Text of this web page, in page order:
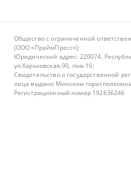
Общество с ограниченной
(ООО «ПраймПресс»);
Юридический адрес: 220074,
ул.Харьковская,90, пом.16;
Свидетельство о государственной
лица выдано Минским
Регистрационный номер 192636246